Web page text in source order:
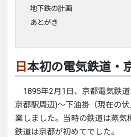
地下鉄の計画
あとがき
日本初の電気鉄道・
1895年2月1日、京都電気鉄道が七条停車場(現在の
京都駅周辺)～下油掛（現在の
業しました。当時の鉄道は蒸気
鉄道は京都が初めてでした。